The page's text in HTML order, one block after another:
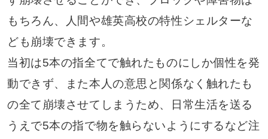
もちろん、人間や雄英高校の特性シェルターな
ども崩壊できます。
当初は5本の指全てで触れたものにしか個性を発
動できず、また本人の意思と関係なく触れたも
の全て崩壊させてしまうため、日常生活を送る
うえで5本の指で物を触らないようにするなど注